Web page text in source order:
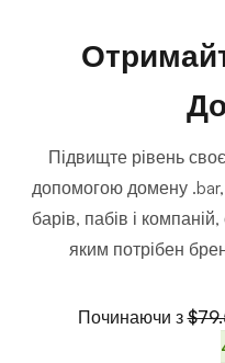
Підвищте рівень
допомогою домену .bar,
барів, пабів і
яким потрібен
Починаючи з